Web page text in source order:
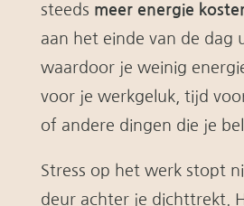
steeds meer energie
aan het einde van de dag
waardoor je weinig
voor je werkgeluk, tijd
of andere dingen die je
Stress op het werk stopt
deur achter je dichttrekt.